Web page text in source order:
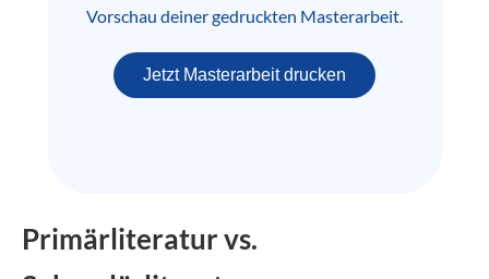
Vorschau deiner gedruckten Masterarbeit.
Jetzt Masterarbeit drucken
Primärliteratur vs.